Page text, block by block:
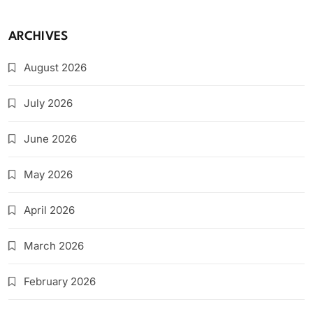
ARCHIVES
August 2026
July 2026
June 2026
May 2026
April 2026
March 2026
February 2026